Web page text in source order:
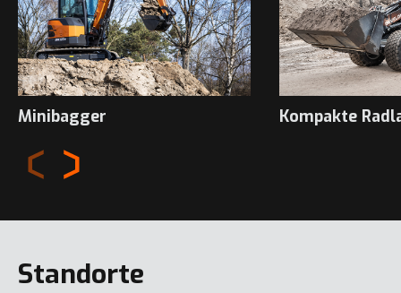
Minibagger Kompakte
Standorte